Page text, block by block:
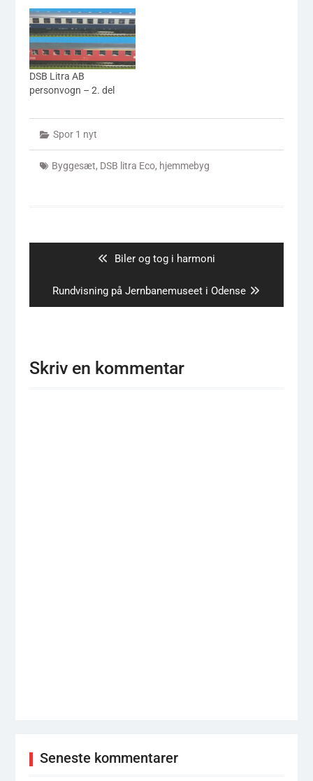
DSB Litra AB
personvogn – 2. del
Spor 1 nyt
Byggesæt, DSB litra Eco, hjemmebyg
Previous
Biler og tog i harmoni
Next
post:
Rundvisning på Jernbanemuseet i Odense
Skriv en kommentar
Seneste kommentarer